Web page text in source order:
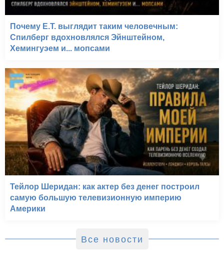
Почему E.T. выглядит таким человечным:
Спилберг вдохновлялся Эйнштейном,
Хемингуэем и... мопсами
Тейлор Шеридан: как актер без денег построил
самую большую телевизионную империю
Америки
Все новости